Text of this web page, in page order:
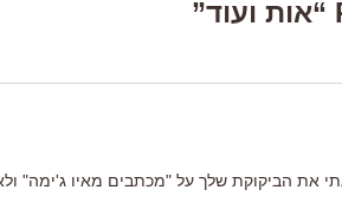
את הביקוקת שלך על "מכתבים מאיו ג'ימה"